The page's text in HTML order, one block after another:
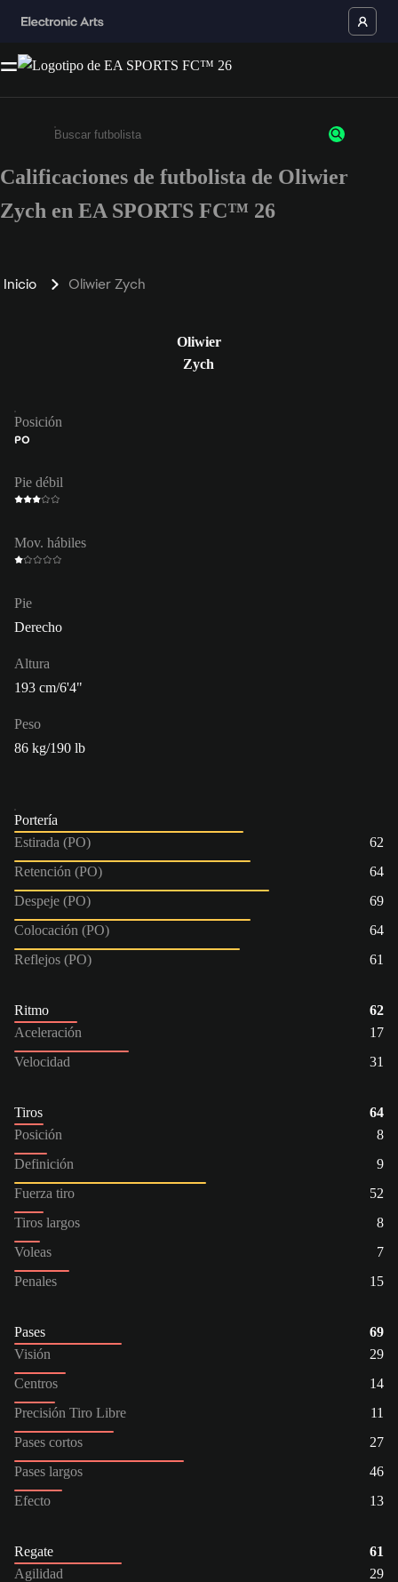
Ingresa un mínimo de 3 caracteres o números
Calificaciones de futbolista de Oliwier
Zych en EA SPORTS FC™ 26
Inicio Oliwier Zych
Oliwier
Zych
Posición
PO
Pie débil
Mov. hábiles
Pie
Derecho
Altura
193 cm/6'4"
Peso
86 kg/190 lb
Portería
Estirada (PO)
62
Retención (PO)
64
Despeje (PO)
69
Colocación (PO)
64
Reflejos (PO)
61
Ritmo
62
Aceleración
17
Velocidad
31
Tiros
64
Posición
8
Definición
9
Fuerza tiro
52
Tiros largos
8
Voleas
7
Penales
15
Pases
69
Visión
29
Centros
14
Precisión Tiro Libre
11
Pases cortos
27
Pases largos
46
Efecto
13
Regate
61
Agilidad
29